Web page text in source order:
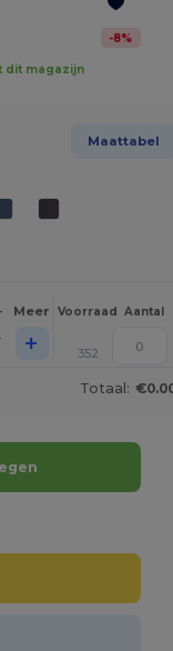
-8%
dit magazijn
Maattabel
Meer Voorraad Aantal
+ 352
Totaal: